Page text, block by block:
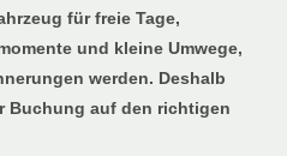
für freie Tage,
und kleine Umwege,
werden. Deshalb
Buchung auf den richtigen